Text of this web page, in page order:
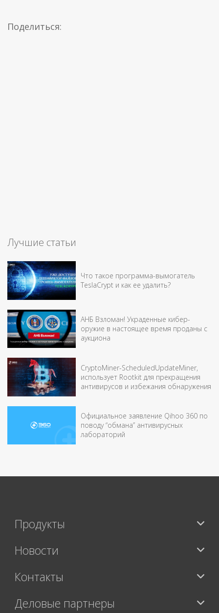
Поделиться:
Лучшие статьи
Что такое программа-вымогатель
TeslaCrypt и как ее удалить?
АНБ Взломан! Украденные кибер-
оружие в настоящее время проданы с
аукциона
CryptoMiner-ScheduledUpdateMiner,
использует Rootkit для прекращения
антивирусов и избежания обнаружения
Официальное заявление Qihoo 360 по
поводу “обмана” антивирусных
лабораторий
Продукты
Новости
Контакты
Деловые партнеры